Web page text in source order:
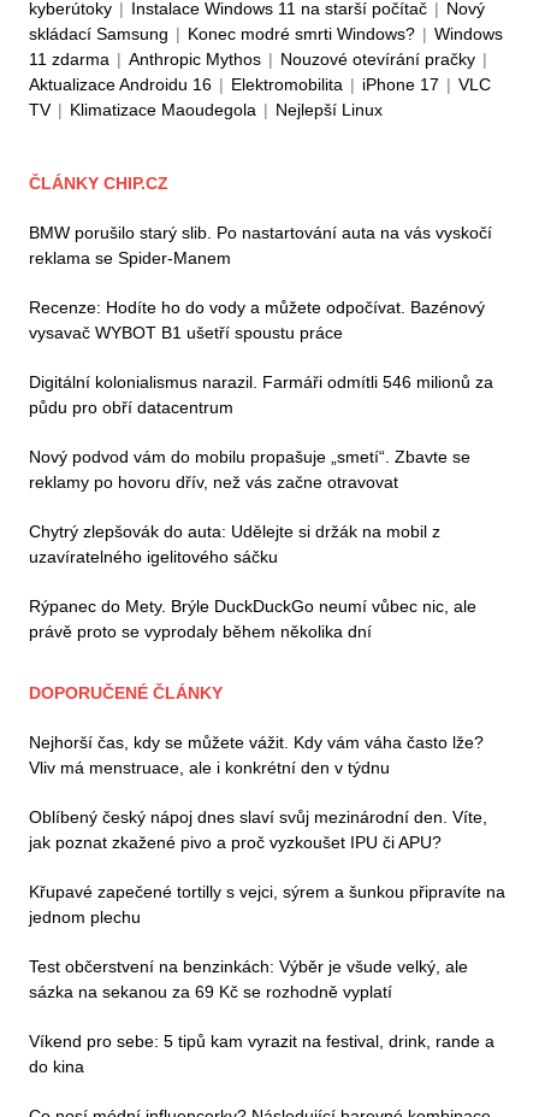
kyberútoky | Instalace Windows 11 na starší počítač | Nový
skládací Samsung | Konec modré smrti Windows? | Windows
11 zdarma | Anthropic Mythos | Nouzové otevírání pračky |
Aktualizace Androidu 16 | Elektromobilita | iPhone 17 | VLC
TV | Klimatizace Maoudegola | Nejlepší Linux
ČLÁNKY CHIP.CZ
BMW porušilo starý slib. Po nastartování auta na vás vyskočí
reklama se Spider-Manem
Recenze: Hodíte ho do vody a můžete odpočívat. Bazénový
vysavač WYBOT B1 ušetří spoustu práce
Digitální kolonialismus narazil. Farmáři odmítli 546 milionů za
půdu pro obří datacentrum
Nový podvod vám do mobilu propašuje „smetí“. Zbavte se
reklamy po hovoru dřív, než vás začne otravovat
Chytrý zlepšovák do auta: Udělejte si držák na mobil z
uzavíratelného igelitového sáčku
Rýpanec do Mety. Brýle DuckDuckGo neumí vůbec nic, ale
právě proto se vyprodaly během několika dní
DOPORUČENÉ ČLÁNKY
Nejhorší čas, kdy se můžete vážit. Kdy vám váha často lže?
Vliv má menstruace, ale i konkrétní den v týdnu
Oblíbený český nápoj dnes slaví svůj mezinárodní den. Víte,
jak poznat zkažené pivo a proč vyzkoušet IPU či APU?
Křupavé zapečené tortilly s vejci, sýrem a šunkou připravíte na
jednom plechu
Test občerstvení na benzinkách: Výběr je všude velký, ale
sázka na sekanou za 69 Kč se rozhodně vyplatí
Víkend pro sebe: 5 tipů kam vyrazit na festival, drink, rande a
do kina